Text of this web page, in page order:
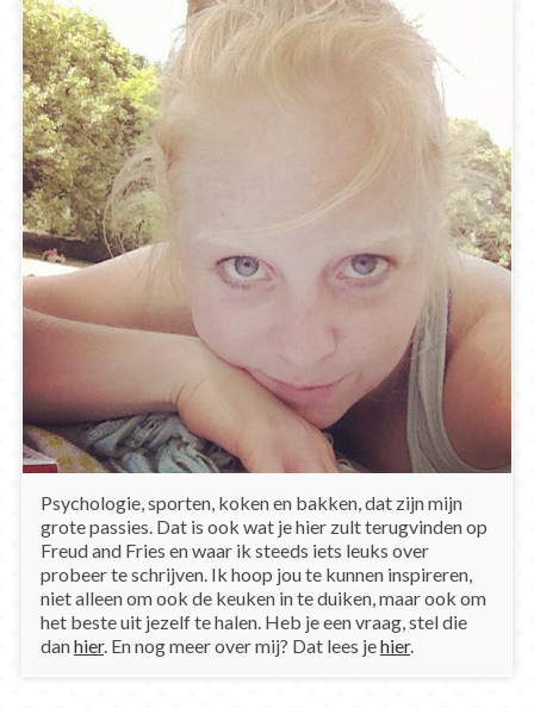
Psychologie, sporten, koken en bakken, dat zijn mijn
grote passies. Dat is ook wat je hier zult terugvinden op
Freud and Fries en waar ik steeds iets leuks over
probeer te schrijven. Ik hoop jou te kunnen inspireren,
niet alleen om ook de keuken in te duiken, maar ook om
het beste uit jezelf te halen. Heb je een vraag, stel die
danhier. En nog meer over mij? Dat lees jehier.